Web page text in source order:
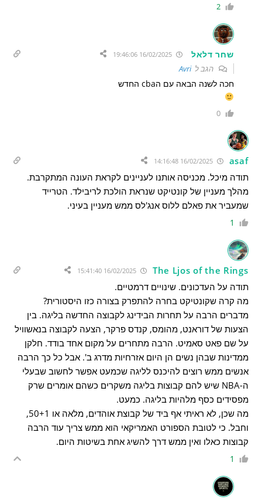
2
שחר דלאל 16/02/2025 19:46:06
הגב לAvri
חכה לשנה הבאה עם הcba החדש
0
asaf
16/02/2025 14:16:48
תודה מיכל. מכניסה אותנו לעניינים לקראת העונה המתקרבת.
מהלך מעניין של קונטיקט שנראת הולכת לריבילד. הטרייד
שמעביר את פאלם ללוס אנג'לס ממש מעניין בעיני.
1
The Ljos of the Rings
16/02/2025 15:41:40
תודה על העדכונים. שינויים דרמטיים.
מה קרה שקונטיקט בחרה להתפרק בצורה כזו היסטורית?
מדברים הרבה על תחרות הבידינג לקבוצה החדשה בליגה. בין
הצעות של דוראנט, מהומס, קנדס פרקר, הצעה לקבוצה בנאשוויל
על שם פאט סאמיט. הרבה מתחרים על מקום אחד בודד. חלקן
ממדינות שבהן נשים הן היום אזרחיות מדרג ב'. אבל כל כך הרבה
אנשים ממש רוצים להיכנס לליגה שכמעט אפשר לחשוב שבעלי
ה-NBA שיש להם קבוצות בליגה משקרים כשהם אומרים שרק
מפסידים כסף מלהיות בליגה. כמעט.
מה שכן, לא ראיתי אף ביד של קבוצת אוהדים, מלאה או 50+1,
וחבל. כי לטובת הספורט האמריקאי הוא ממש צריך עוד הרבה
קבוצות כאלו ואין ממש דרך להשיג אחת בשיטות היום.
1